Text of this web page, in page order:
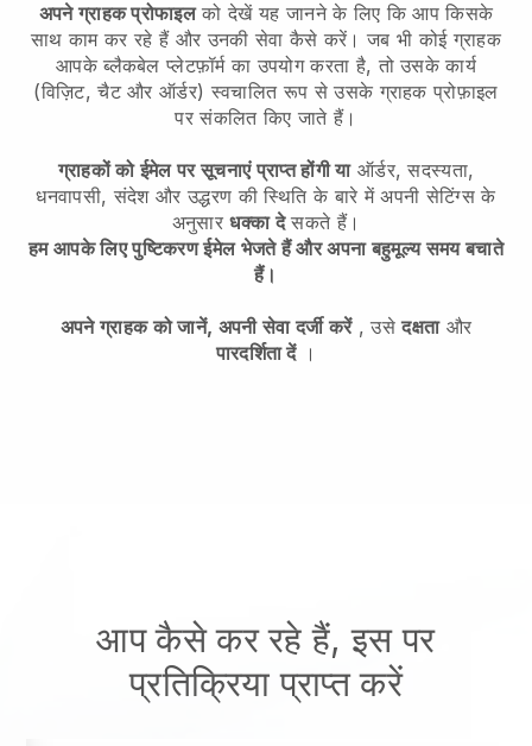
अपने ग्राहक प्रोफाइलको देखें यह जानने के लिए कि आप किसके
साथ काम कर रहे हैं और उनकी सेवा कैसे करें। जब भी कोई ग्राहक
आपके ब्लैकबेल प्लेटफ़ॉर्म का उपयोग करता है, तो उसके कार्य
(विज़िट, चैट और ऑर्डर) स्वचालित रूप से उसके ग्राहक प्रोफ़ाइल
पर संकलित किए जाते हैं।
ग्राहकों को ईमेल पर सूचनाएं प्राप्त होंगी याऑर्डर, सदस्यता,
धनवापसी, संदेश और उद्धरण की स्थिति के बारे में अपनी सेटिंग्स के
अनुसारधक्का देसकते हैं।
हम आपके लिए पुष्टिकरण ईमेल भेजते हैं और अपना बहुमूल्य समय बचाते
हैं।
अपने ग्राहक को जानें, अपनी सेवा दर्जी करें, उसेदक्षताऔर
पारदर्शिता दें।
आप कैसे कर रहे हैं, इस पर
प्रतिक्रिया प्राप्त करें